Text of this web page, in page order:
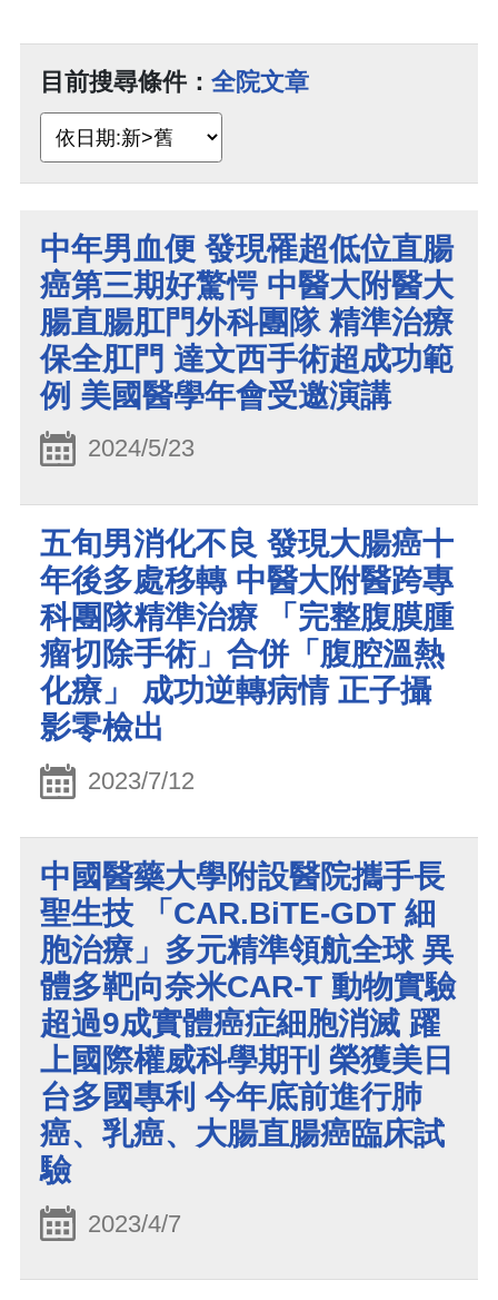
目前搜尋條件： 全院文章
中年男血便 發現罹超低位直腸
癌第三期好驚愕 中醫大附醫大
腸直腸肛門外科團隊 精準治療
保全肛門 達文西手術超成功範
例 美國醫學年會受邀演講
2024/5/23
五旬男消化不良 發現大腸癌十
年後多處移轉 中醫大附醫跨專
科團隊精準治療 「完整腹膜腫
瘤切除手術」合併「腹腔溫熱
化療」 成功逆轉病情 正子攝
影零檢出
2023/7/12
中國醫藥大學附設醫院攜手長
聖生技 「CAR.BiTE-GDT 細
胞治療」多元精準領航全球 異
體多靶向奈米CAR-T 動物實驗
超過9成實體癌症細胞消滅 躍
上國際權威科學期刊 榮獲美日
台多國專利 今年底前進行肺
癌、乳癌、大腸直腸癌臨床試
驗
2023/4/7